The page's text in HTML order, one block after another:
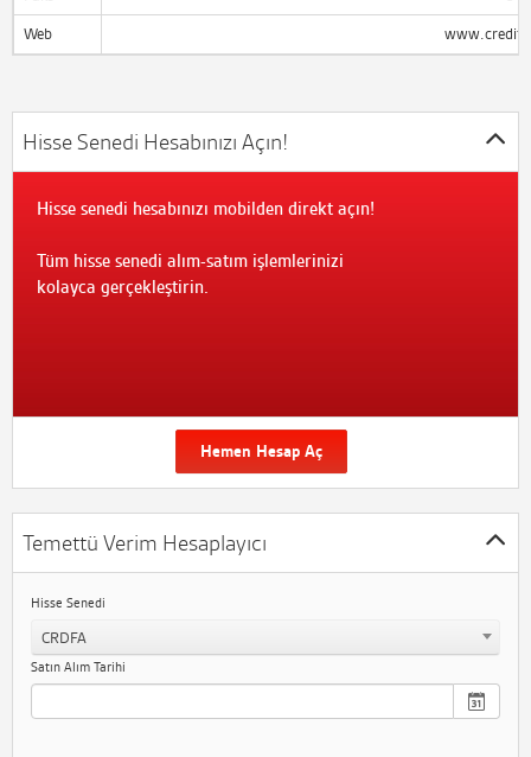
Web
Hisse Senedi Hesabınızı Açın!
Hisse senedi hesabınızı mobilden direkt açın!
Tüm hisse senedi alım-satım işlemlerinizi
kolayca gerçekleştirin.
Hemen Hesap Aç
Temettü Verim Hesaplayıcı
Hisse Senedi
CRDFA
Satın Alım Tarihi